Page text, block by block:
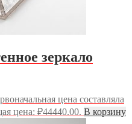
зеркало
цена составляла
цена: ₽44440.00. В корзину